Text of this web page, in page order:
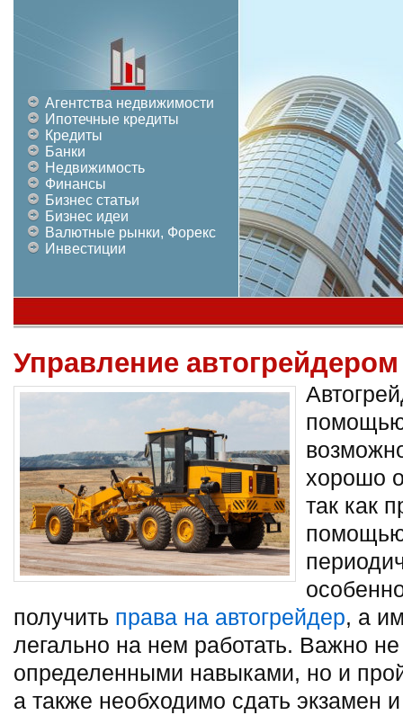
Агентства недвижимости
Ипотечные кредиты
Кредиты
Банки
Недвижимость
Финансы
Бизнес статьи
Бизнес идеи
Валютные рынки, Форекс
Инвестиции
Управление автогрейдером
помощью
хорошо
так как
получить права на автогрейдер, а
легально на нем работать. Важно
определенными навыками, но и
а также необходимо сдать экзамен